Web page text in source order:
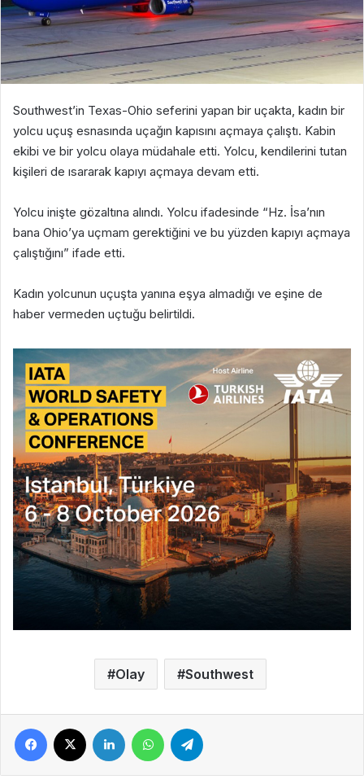
Southwest’in Texas-Ohio seferini yapan bir uçakta, kadın bir
yolcu uçuş esnasında uçağın kapısını açmaya çalıştı. Kabin
ekibi ve bir yolcu olaya müdahale etti. Yolcu, kendilerini tutan
kişileri de ısararak kapıyı açmaya devam etti.
Yolcu inişte gözaltına alındı. Yolcu ifadesinde “Hz. İsa’nın
bana Ohio’ya uçmam gerektiğini ve bu yüzden kapıyı açmaya
çalıştığını” ifade etti.
Kadın yolcunun uçuşta yanına eşya almadığı ve eşine de
haber vermeden uçtuğu belirtildi.
Olay Southwest
Facebook LinkedIn WhatsApp